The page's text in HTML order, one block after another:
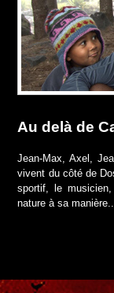
Au delà de
Jean-Max, Axel,
vivent du côté de
sportif, le
nature à sa